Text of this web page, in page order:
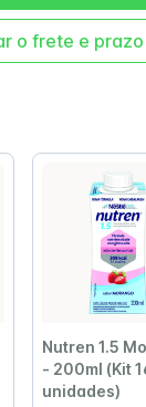
o frete e prazo
Nutren 1.5
- 200ml (Kit
unidades)